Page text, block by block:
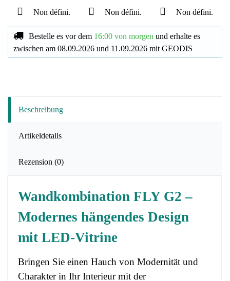
Non défini. Non défini. Non défini.
Bestelle es vor dem 16:00 von morgen und erhalte es
zwischen am 08.09.2026 und 11.09.2026 mit GEODIS
Beschreibung
Artikeldetails
Rezension (0)
Wandkombination FLY G2 –
Modernes hängendes Design
mit LED-Vitrine
Bringen Sie einen Hauch von Modernität und
Charakter in Ihr Interieur mit der